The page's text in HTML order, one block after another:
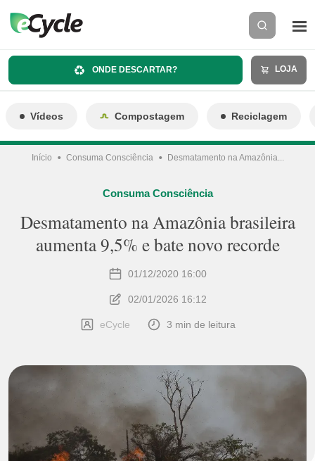
ONDE DESCARTAR? LOJA
Vídeos Compostagem Reciclagem
Início Consuma Consciência Desmatamento na Amazônia...
Consuma Consciência
Desmatamento na Amazônia brasileira
aumenta 9,5% e bate novo recorde
01/12/2020 16:00
02/01/2026 16:12
eCycle 3 min de leitura